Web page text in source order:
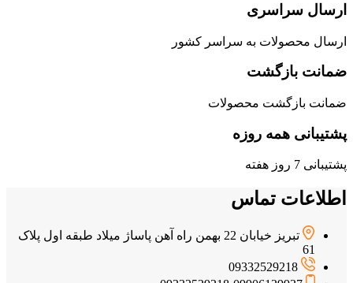
ارسال سراسری
ارسال محصولات به سراسر کشور
ضمانت بازگشت
ضمانت بازگشت محصولات
پشتیبانی همه روزه
پشتیبانی 7 روز هفته
اطلاعات تماس
تبریز خیابان 22 بهمن راه آهن پاساژ میلاد طبقه اول پلاک
61
09332529218